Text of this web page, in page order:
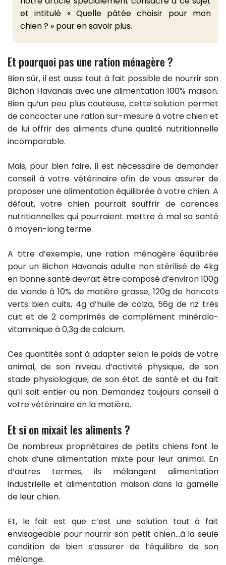
et intitulé « Quelle pâtée choisir pour mon
chien ? » pour en savoir plus.
Et pourquoi pas une ration ménagère ?
Bien sûr, il est aussi tout à fait possible de nourrir son
Bichon Havanais avec une alimentation 100% maison.
Bien qu’un peu plus couteuse, cette solution permet
de concocter une ration sur-mesure à votre chien et
de lui offrir des aliments d’une qualité nutritionnelle
incomparable.
Mais, pour bien faire, il est nécessaire de demander
conseil à votre vétérinaire afin de vous assurer de
proposer une alimentation équilibrée à votre chien. A
défaut, votre chien pourrait souffrir de carences
nutritionnelles qui pourraient mettre à mal sa santé
à moyen-long terme.
A titre d’exemple, une ration ménagère équilibrée
pour un Bichon Havanais adulte non stérilisé de 4kg
en bonne santé devrait être composé d’environ 100g
de viande à 10% de matière grasse, 120g de haricots
verts bien cuits, 4g d’huile de colza, 56g de riz très
cuit et de 2 comprimés de complément minéralo-
vitaminique à 0,3g de calcium.
Ces quantités sont à adapter selon le poids de votre
animal, de son niveau d’activité physique, de son
stade physiologique, de son état de santé et du fait
qu’il soit entier ou non. Demandez toujours conseil à
votre vétérinaire en la matière.
Et si on mixait les aliments ?
De nombreux propriétaires de petits chiens font le
choix d’une alimentation mixte pour leur animal. En
d’autres termes, ils mélangent alimentation
industrielle et alimentation maison dans la gamelle
de leur chien.
Et, le fait est que c’est une solution tout à fait
envisageable pour nourrir son petit chien…à la seule
condition de bien s’assurer de l’équilibre de son
mélange.